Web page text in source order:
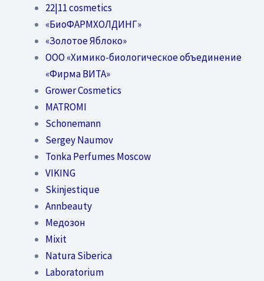
22|11 cosmetics
«БиоФАРМХОЛДИНГ»
«Золотое Яблоко»
OOO «Химико-биологическое объединение
«Фирма ВИТА»
Grower Cosmetics
MATROMI
Schonemann
Sergey Naumov
Tonka Perfumes Moscow
VIKING
Skinjestique
Annbeauty
Медозон
Mixit
Natura Siberica
Laboratorium